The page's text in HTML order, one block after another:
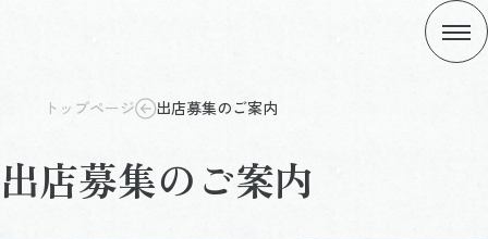
トップページ 出店募集のご案内
出店募集のご案内